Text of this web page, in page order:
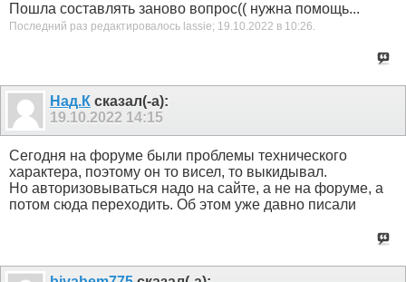
Пошла составлять заново вопрос(( нужна помощь...
Последний раз редактировалось lassie; 19.10.2022 в 10:26.
Над.К сказал(-а):
19.10.2022 14:15
Сегодня на форуме были проблемы технического
характера, поэтому он то висел, то выкидывал.
Но авторизовываться надо на сайте, а не на форуме, а
потом сюда переходить. Об этом уже давно писали